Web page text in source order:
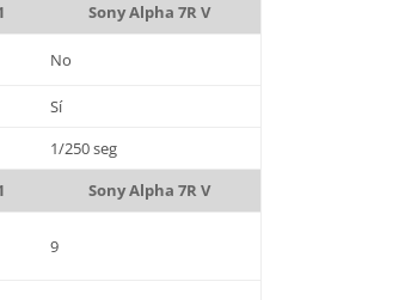
Sony Alpha 7R V
No
Sí
1/250 seg
Sony Alpha 7R V
9